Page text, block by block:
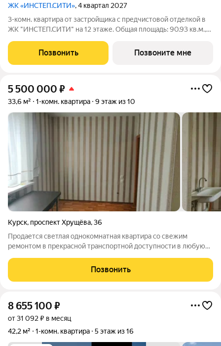
ЖК «ИНСТЕП.СИТИ», 4 квартал 2027
3-комн. квартира от застройщика с предчистовой отделкой в
ЖК "ИНСТЕП.СИТИ" на 12 этаже. Общая площадь: 90.93 кв.м.,
кв.м. Квартира - распашонка, без проходных комнат, окна
выходят на paзные
Позвонить Позвоните мне
5 500 000 ₽
33,6 м² 1-комн. квартира 9 этаж из 10
Курск, проспект Хрущёва,36
Продается светлая однокомнатная квартира со свежим
ремонтом в прекрасной транспортной доступности в любую
горячую воду круглый год, комфортную температуру батарей
и значительную экономию
Позвонить
8 655 100 ₽
от 31 092 ₽ в месяц
42,2 м²
1-комн. квартира 5 этаж из 16